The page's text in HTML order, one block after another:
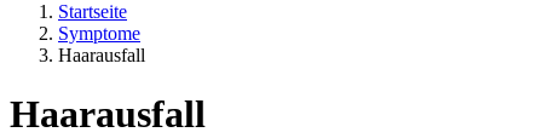
Startseite
Symptome
Haarausfall
Haarausfall